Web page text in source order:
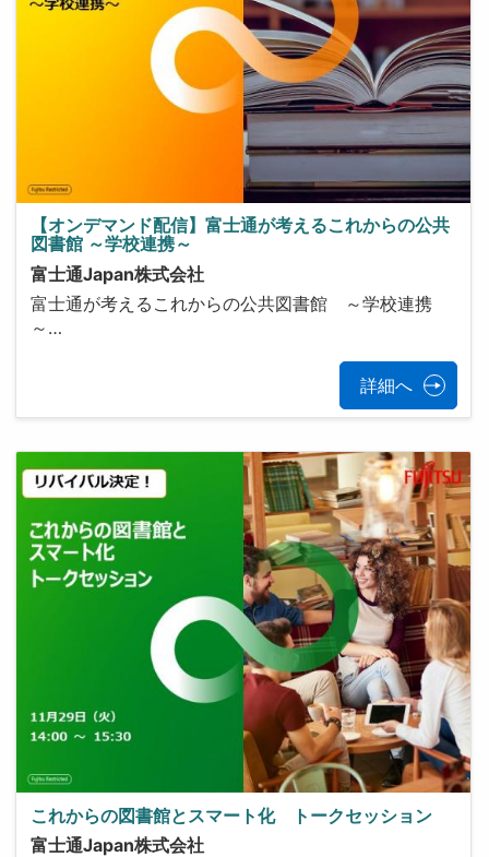
【オンデマンド配信】富士通が考えるこれからの公共
図書館 ～学校連携～
富士通Japan株式会社
富士通が考えるこれからの公共図書館 ～学校連携
～…
詳細へ
これからの図書館とスマート化 トークセッション
富士通Japan株式会社